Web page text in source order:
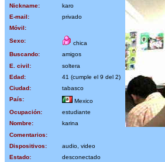
Nickname:
karo
E-mail:
privado
Móvil:
Sexo:
chica
Buscando:
amigos
E. civil:
soltera
Edad:
41 (cumple el 9 del 2)
Ciudad:
tabasco
País:
Mexico
Ocupación:
estudiante
Nombre:
karina
Comentarios:
Dispositivos:
audio, video
Estado:
desconectado